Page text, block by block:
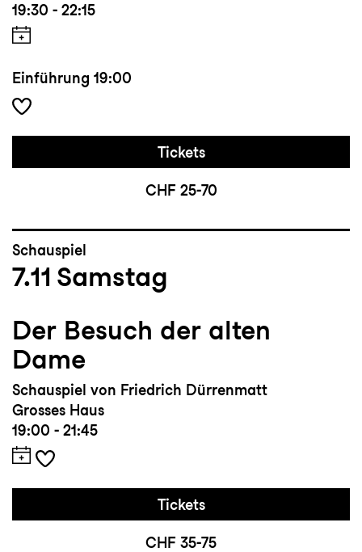
19:30 - 22:15
Einführung 19:00
Tickets
CHF 25-70
Schauspiel
7.11 Samstag
Der Besuch der alten
Dame
Schauspiel von Friedrich Dürrenmatt
Grosses Haus
19:00 - 21:45
Tickets
CHF 35-75